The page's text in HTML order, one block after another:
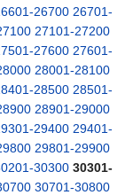
26700 26701-
27101-27200
27600 27601-
28001-28100
28500 28501-
28901-29000
29400 29401-
29801-29900
30300 30301-
30701-30800